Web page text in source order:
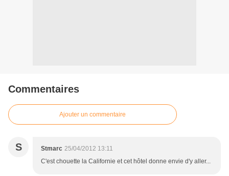
Commentaires
Ajouter un commentaire
S Stmarc 25/04/2012 13:11
C'est chouette la Californie et cet hôtel donne envie d'y aller...